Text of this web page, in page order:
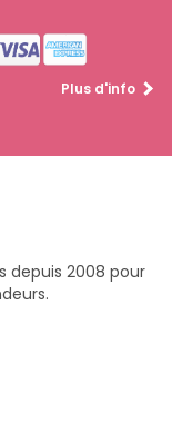
Plus d'info
depuis 2008 pour